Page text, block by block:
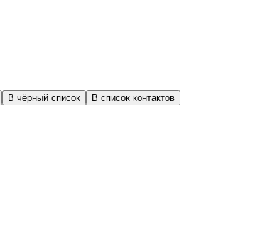
В чёрный список В список контактов